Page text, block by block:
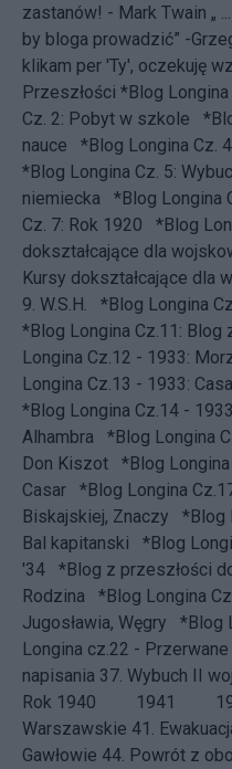
zastanów! - Mark Twain „
by bloga prowadzić” -
klikam per 'Ty', oczekuję
Przeszłości *Blog Longina
Cz. 2: Pobyt w szkole
nauce
*Blog Longina Cz.
*Blog Longina Cz. 5:
niemiecka
*Blog Longina
Cz. 7: Rok 1920
*Blog
dokształcające dla
Kursy dokształcające dla
9. W.S.H.
*Blog Longina
*Blog Longina Cz.11: Blog
Longina Cz.12 - 1933:
Longina Cz.13 - 1933:
*Blog Longina Cz.14 -
Alhambra
*Blog Longina
Don Kiszot
*Blog
Casar
*Blog Longina
Biskajskiej, Znaczy
*Blog
Bal kapitanski
*Blog
'34
*Blog z przeszłości
Rodzina
*Blog Longina
Jugosławia, Węgry
*Blog
Longina cz.22 -
napisania 37. Wybuch II
Rok 1940 1941
Warszawskie 41.
Gawłowie 44. Powrót z